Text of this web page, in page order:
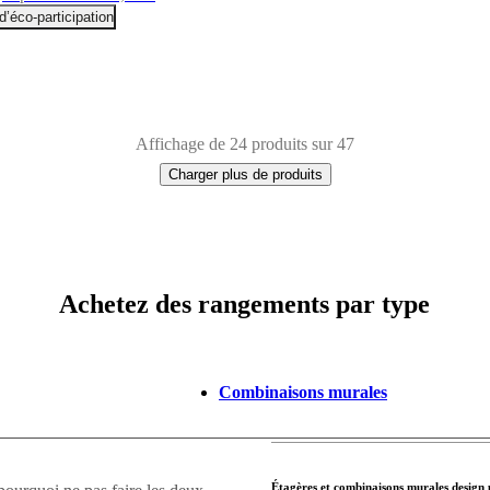
participation
Affichage de 24 produits sur 47
Charger plus de produits
Achetez des rangements par type
Combinaisons murales
Étagères et combinaisons murales design